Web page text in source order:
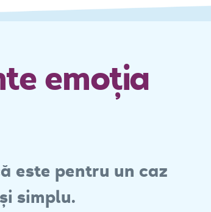
emoția
este pentru un caz
simplu.